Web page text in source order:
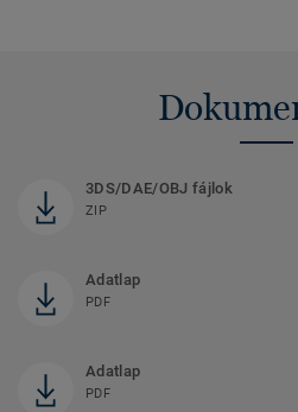
3DS/DAE/OBJ fájlok
ZIP
Adatlap
PDF
Adatlap
PDF